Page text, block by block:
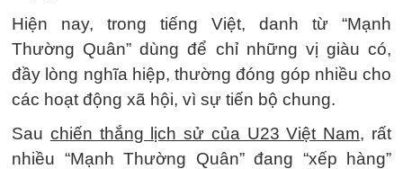
Hiện nay, trong tiếng Việt, danh từ “Mạnh
Thường Quân” dùng để chỉ những vị giàu có,
đầy lòng nghĩa hiệp, thường đóng góp nhiều cho
các hoạt động xã hội, vì sự tiến bộ chung.
Sau chiến thắng lịch sử của U23 Việt Nam, rất
nhiều “Mạnh Thường Quân” đang “xếp hàng”